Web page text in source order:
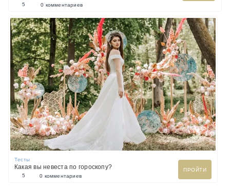
5 0 комментариев
Тесты
Какая вы невеста по гороскопу?
ПРОЙТИ
5
0 комментариев